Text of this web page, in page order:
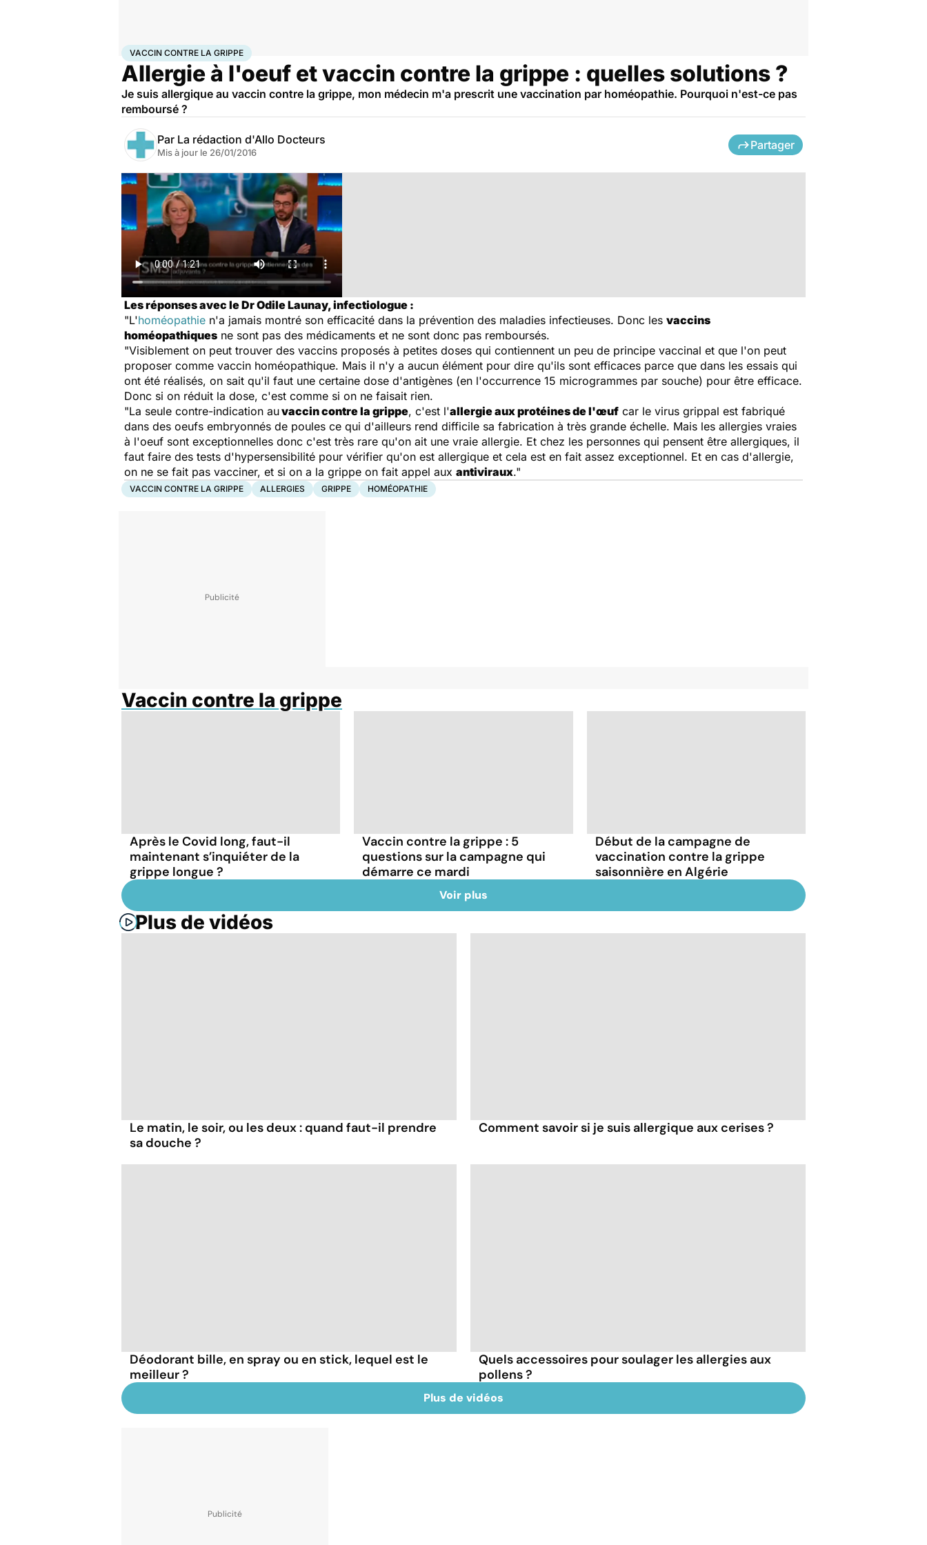
AccueilSantéMédicamentsVaccin contre la grippe
VACCIN CONTRE LA GRIPPE
Allergie à l'oeuf et vaccin contre la grippe : quelles solutions ?
Je suis allergique au vaccin contre la grippe, mon médecin m'a prescrit une vaccination par homéopathie. Pourquoi n'est-ce pas
remboursé ?
Par La rédaction d'Allo Docteurs
Mis à jour le 26/01/2016
Partager
Les réponses avec le Dr Odile Launay, infectiologue :
"L'homéopathie n'a jamais montré son efficacité dans la prévention des maladies infectieuses. Donc les vaccins
homéopathiques ne sont pas des médicaments et ne sont donc pas remboursés.
"Visiblement on peut trouver des vaccins proposés à petites doses qui contiennent un peu de principe vaccinal et que l'on peut
proposer comme vaccin homéopathique. Mais il n'y a aucun élément pour dire qu'ils sont efficaces parce que dans les essais qui
ont été réalisés, on sait qu'il faut une certaine dose d'antigènes (en l'occurrence 15 microgrammes par souche) pour être efficace.
Donc si on réduit la dose, c'est comme si on ne faisait rien.
"La seule contre-indication auvaccin contre la grippe, c'est l'allergie aux protéines de l'œuf car le virus grippal est fabriqué
dans des oeufs embryonnés de poules ce qui d'ailleurs rend difficile sa fabrication à très grande échelle. Mais les allergies vraies
à l'oeuf sont exceptionnelles donc c'est très rare qu'on ait une vraie allergie. Et chez les personnes qui pensent être allergiques, il
faut faire des tests d'hypersensibilité pour vérifier qu'on est allergique et cela est en fait assez exceptionnel. Et en cas d'allergie,
on ne se fait pas vacciner, et si on a la grippe on fait appel aux antiviraux."
VACCIN CONTRE LA GRIPPE ALLERGIES GRIPPE HOMÉOPATHIE
Vaccin contre la grippe
Après le Covid long, faut-il
maintenant s’inquiéter de la
grippe longue ?
Vaccin contre la grippe : 5
questions sur la campagne qui
démarre ce mardi
Début de la campagne de
vaccination contre la grippe
saisonnière en Algérie
Voir plus
Plus de vidéos
Le matin, le soir, ou les deux : quand faut-il prendre
sa douche ?
Comment savoir si je suis allergique aux cerises ?
Déodorant bille, en spray ou en stick, lequel est le
meilleur ?
Quels accessoires pour soulager les allergies aux
pollens ?
Plus de vidéos